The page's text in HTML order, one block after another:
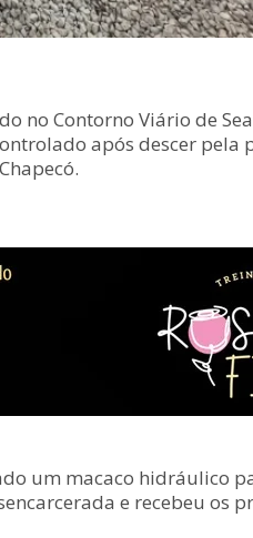
no Contorno Viário de
após descer pela
um macaco hidráulico
e recebeu os